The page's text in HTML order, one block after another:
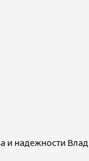
и надежности